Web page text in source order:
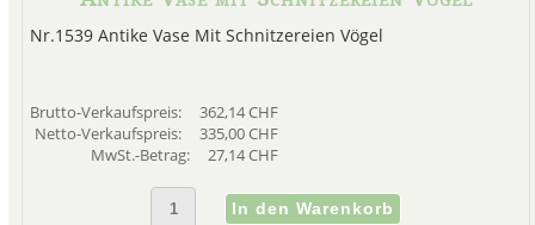
Nr.1539 Antike Vase Mit Schnitzereien Vögel
Brutto-Verkaufspreis:
362,14 CHF
Netto-Verkaufspreis:
335,00 CHF
MwSt.-Betrag:
27,14 CHF